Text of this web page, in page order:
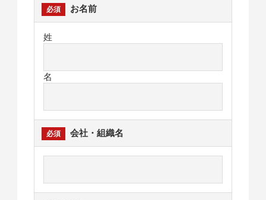
お名前
姓
名
会社・組織名